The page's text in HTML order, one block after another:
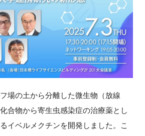
場の土から分離した微生物（放線
合物から寄生虫感染症の治療薬とし
イベルメクチンを開発しました。こ